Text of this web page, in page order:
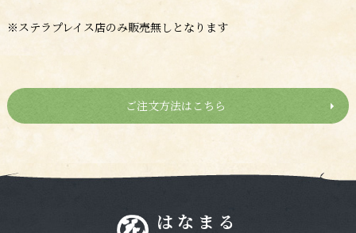
※ステラプレイス店のみ販売無しとなります
ご注文方法はこちら
はなまる